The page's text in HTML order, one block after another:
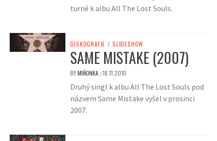
turné k albu All The Lost Souls.
DISKOGRAFIE / SLIDESHOW
SAME MISTAKE (2007)
BYMIŇONKA /18.11.2010
Druhý singl k albu All The Lost Souls pod
názvem Same Mistake vyšel v prosinci
2007.